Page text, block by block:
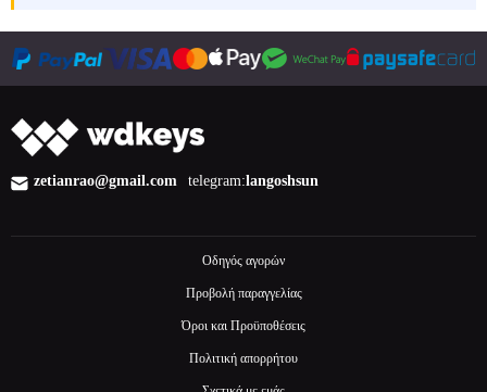
zetianrao@gmail.com telegram:langoshsun
Οδηγός αγορών
Προβολή παραγγελίας
Όροι και Προϋποθέσεις
Πολιτική απορρήτου